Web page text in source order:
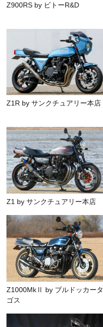
Z900RS by ビトーR&D
Z1R by サンクチュアリー本店
Z1 by サンクチュアリー本店
Z1000MkⅡ by ブルドッカータ
ゴス